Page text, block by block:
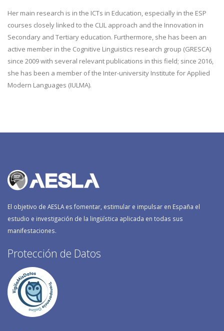
Her main research is in the ICTs in Education, especially in the ESP
courses closely linked to the CLIL approach and the Innovation in
Secondary and Tertiary education. Furthermore, she has been an
active member in the Cognitive Linguistics research group (GRESCA)
since 2009 with several relevant publications in this field; since 2016,
she has been a member of the Inter-university Institute for Applied
Modern Languages (IULMA).
El objetivo de AESLA es fomentar, estimular e impulsar en España el
estudio e investigación de la lingüística aplicada en todas sus
manifestaciones.
Protección de Datos